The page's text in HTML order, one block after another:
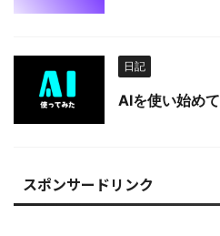
日記
AIを使い始め
スポンサードリンク